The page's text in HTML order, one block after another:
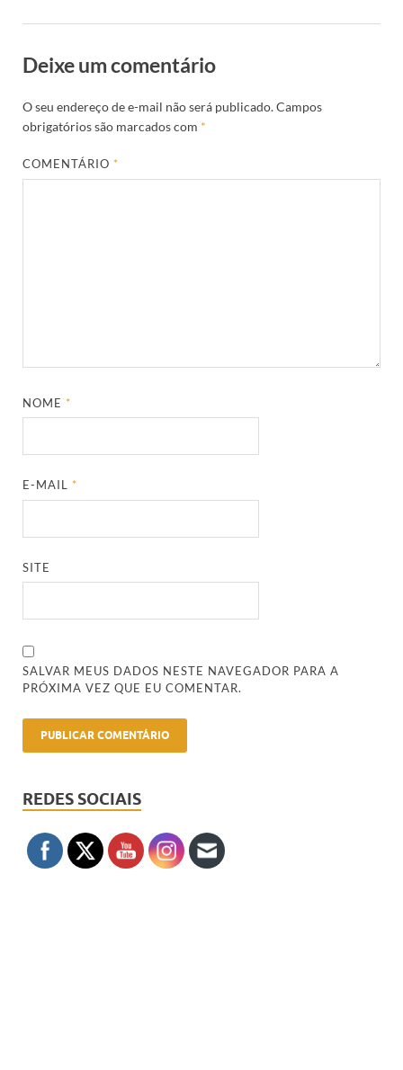
Deixe um comentário
O seu endereço de e-mail não será publicado.Campos
obrigatórios são marcados com *
COMENTÁRIO*
NOME*
E-MAIL*
SITE
SALVAR MEUS DADOS NESTE NAVEGADOR PARA A
PRÓXIMA VEZ QUE EU COMENTAR.
REDES SOCIAIS